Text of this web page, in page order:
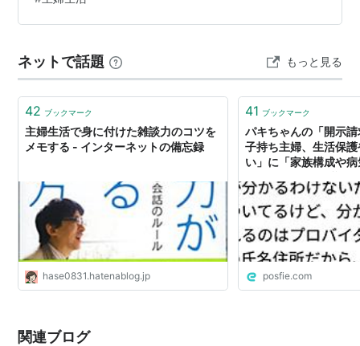
どん。合計580円也。 バナナがいっぱいあったみたい
で、夫が迷って写真を送ってきたので、「2割引きのやつ
迷う展開に。 2割引きバナナをカゴに入れたら、なんと4
割引きのバナナが出てきたら…
ネットで話題 もっと見る
42 ブックマーク
主婦生活で身に付けた雑談力のコツを
メモする - インターネットの備忘録
hase0831.hatenablog.jp
41 ブックマーク
パキちゃんの「開示
子持ち主婦、生活保
い」に「家族構成や
かるよ。開示される
約してる人の氏名住
テップは弁護士が住
「さーてこの家の誰
な〜」なのよ
posfie.com
関連ブログ